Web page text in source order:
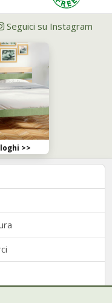
Seguici su Instagram
>>